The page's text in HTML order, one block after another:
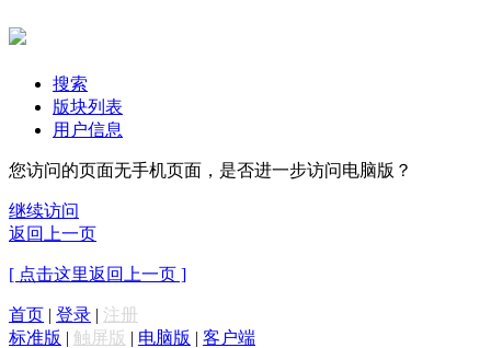
搜索
版块列表
用户信息
您访问的页面无手机页面，是否进一步访问电脑版？
继续访问
返回上一页
[ 点击这里返回上一页 ]
首页 | 登录 | 注册
标准版 | 触屏版 | 电脑版 | 客户端